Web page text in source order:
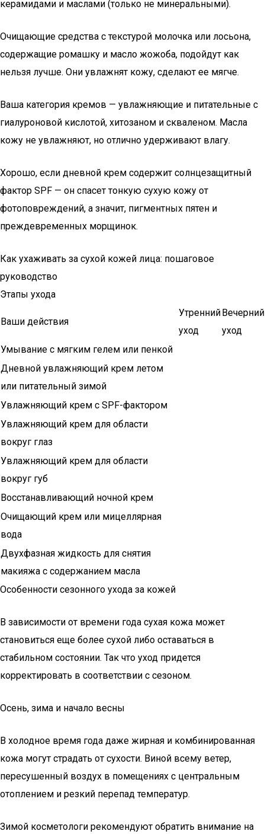
керамидами и маслами (только не минеральными).
Очищающие средства с текстурой молочка или лосьона,
содержащие ромашку и масло жожоба, подойдут как
нельзя лучше. Они увлажнят кожу, сделают ее мягче.
Ваша категория кремов — увлажняющие и питательные с
гиалуроновой кислотой, хитозаном и скваленом. Масла
кожу не увлажняют, но отлично удерживают влагу.
Хорошо, если дневной крем содержит солнцезащитный
фактор SPF — он спасет тонкую сухую кожу от
фотоповреждений, а значит, пигментных пятен и
преждевременных морщинок.
Как ухаживать за сухой кожей лица: пошаговое
руководство
Этапы ухода
Ваши действия
Утренний
уход
Вечерний
уход
Умывание с мягким гелем или пенкой
Дневной увлажняющий крем летом
или питательный зимой
Увлажняющий крем с SPF-фактором
Увлажняющий крем для области
вокруг глаз
Увлажняющий крем для области
вокруг губ
Восстанавливающий ночной крем
Очищающий крем или мицеллярная
вода
Двухфазная жидкость для снятия
макияжа с содержанием масла
Особенности сезонного ухода за кожей
В зависимости от времени года сухая кожа может
становиться еще более сухой либо оставаться в
стабильном состоянии. Так что уход придется
корректировать в соответствии с сезоном.
Осень, зима и начало весны
В холодное время года даже жирная и комбинированная
кожа могут страдать от сухости. Виной всему ветер,
пересушенный воздух в помещениях с центральным
отоплением и резкий перепад температур.
Зимой косметологи рекомендуют обратить внимание на